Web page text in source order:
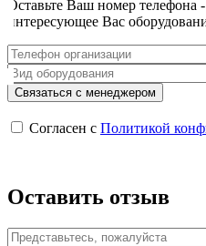
Оставьте Ваш номер
интересующее Вас
Согласен с Политикой
Оставить отзыв